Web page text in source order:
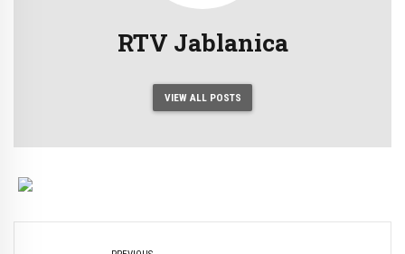
RTV Jablanica
VIEW ALL POSTS